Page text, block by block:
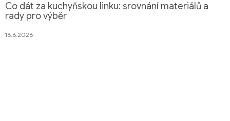
Co dát za kuchyňskou linku: srovnání materiálů a
rady pro výběr
18.6.2026